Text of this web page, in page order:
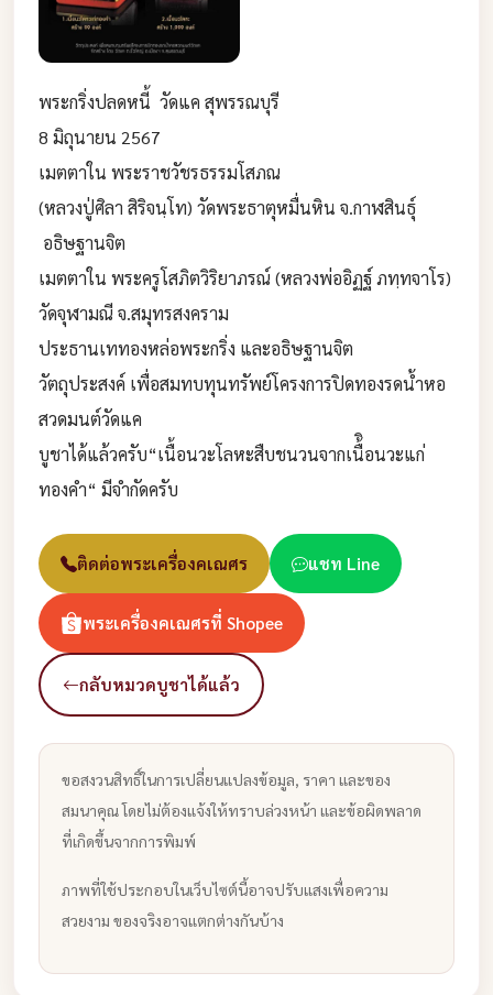
พระกริ่งปลดหนี้ วัดแค สุพรรณบุรี
8 มิถุนายน 2567
เมตตาใน พระราชวัชรธรรมโสภณ
(หลวงปู่ศิลา สิริจนฺโท) วัดพระธาตุหมื่นหิน จ.กาฬสินธุ์
อธิษฐานจิต
เมตตาใน พระครูโสภิตวิริยาภรณ์ (หลวงพ่ออิฏฐ์ ภทฺทจาโร)
วัดจุฬามณี จ.สมุทรสงคราม
ประธานเททองหล่อพระกริ่ง และอธิษฐานจิต
วัตถุประสงค์ เพื่อสมทบทุนทรัพย์โครงการปิดทองรดน้ำหอ
สวดมนต์วัดแค
บูชาได้แล้วครับ“เนื้อนวะโลหะสืบชนวนจากเนื้ิอนวะแก่
ทองคำ“ มีจำกัดครับ
ติดต่อพระเครื่องคเณศร แชท Line
พระเครื่องคเณศรที่ Shopee
กลับหมวดบูชาได้แล้ว
ขอสงวนสิทธิ์ในการเปลี่ยนแปลงข้อมูล, ราคา และของ
สมนาคุณ โดยไม่ต้องแจ้งให้ทราบล่วงหน้า และข้อผิดพลาด
ที่เกิดขึ้นจากการพิมพ์
ภาพที่ใช้ประกอบในเว็บไซต์นี้อาจปรับแสงเพื่อความ
สวยงาม ของจริงอาจแตกต่างกันบ้าง